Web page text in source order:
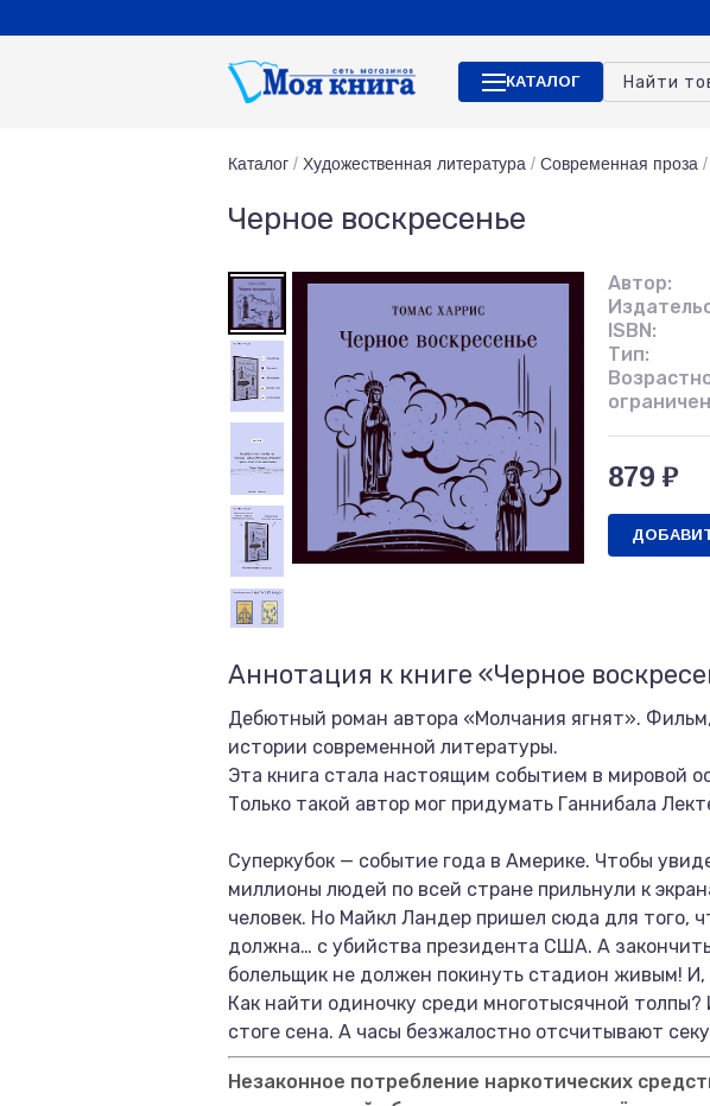
КАТАЛОГ
Каталог / Художественная литература / Современная проза /
Черное воскресенье
Автор:
ISBN:
Тип:
879 ₽
Аннотация к книге «Черное
Дебютный роман автора «Молчания ягнят».
истории современной литературы.
Эта книга стала настоящим событием в мировой
Только такой автор мог придумать Ганнибала
Суперкубок — событие года в Америке. Чтобы
миллионы людей по всей стране прильнули к
человек. Но Майкл Ландер пришел сюда для того,
должна… с убийства президента США. А
болельщик не должен покинуть стадион живым!
Как найти одиночку среди многотысячной толпы?
стоге сена. А часы безжалостно отсчитывают
Незаконное потребление наркотических